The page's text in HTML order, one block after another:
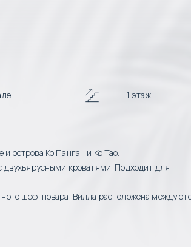
1 этаж
острова Ко Панган и Ко Тао.
кроватями. Подходит для
шеф-повара. Вилла расположена между